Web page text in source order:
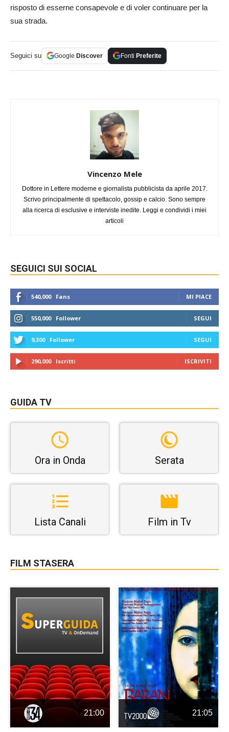
risposto di esserne consapevole e di voler continuare per la
sua strada.
Seguici su Google Discover Fonti Preferite
Vincenzo Mele
Dottore in Lettere moderne e giornalista pubblicista da aprile 2017.
Scrivo principalmente di spettacolo, gossip e calcio. Sono sempre
alla ricerca di esclusive e interviste inedite. Leggi e condividi i miei
articoli
SEGUICI SUI SOCIAL
540,000 Fans MI PIACE
550,000 Follower SEGUI
9,300 Follower SEGUI
290,000 Iscritti ISCRIVITI
GUIDA TV
Ora in Onda Serata
Lista Canali Film in Tv
FILM STASERA
21:00 21:05